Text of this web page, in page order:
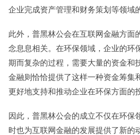
企业完成资产管理和财务策划等领域
此外，普黑林公会在互联网金融方面
念息息相关。在环保领域，企业的环
期而复杂的过程，需要大量的资金和
金融则恰恰提供了这样一种资金筹集
更好地支持和推动企业在环保方面的
因此，普黑林公会的成立不仅在环保
时也为互联网金融的发展提供了新的